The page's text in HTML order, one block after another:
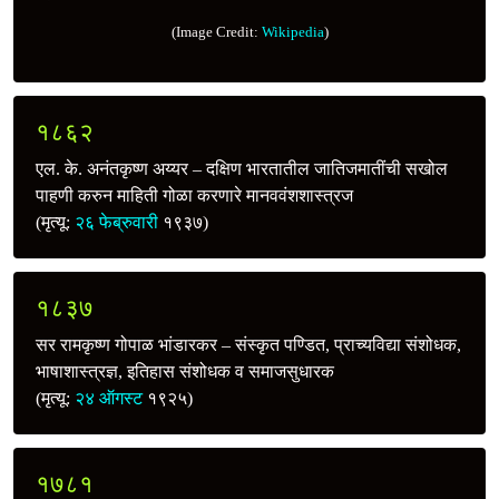
(Image Credit: Wikipedia)
१८६२
एल. के. अनंतकृष्ण अय्यर – दक्षिण भारतातील जातिजमातींची सखोल
पाहणी करुन माहिती गोळा करणारे मानववंशशास्त्रज
(मृत्यू: २६ फेब्रुवारी १९३७)
१८३७
सर रामकृष्ण गोपाळ भांडारकर – संस्कृत पण्डित, प्राच्यविद्या संशोधक,
भाषाशास्त्रज्ञ, इतिहास संशोधक व समाजसुधारक
(मृत्यू: २४ ऑगस्ट१९२५)
१७८१